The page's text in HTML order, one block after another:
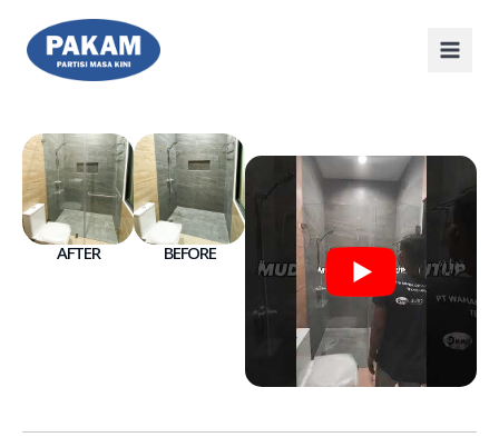
AFTER BEFORE